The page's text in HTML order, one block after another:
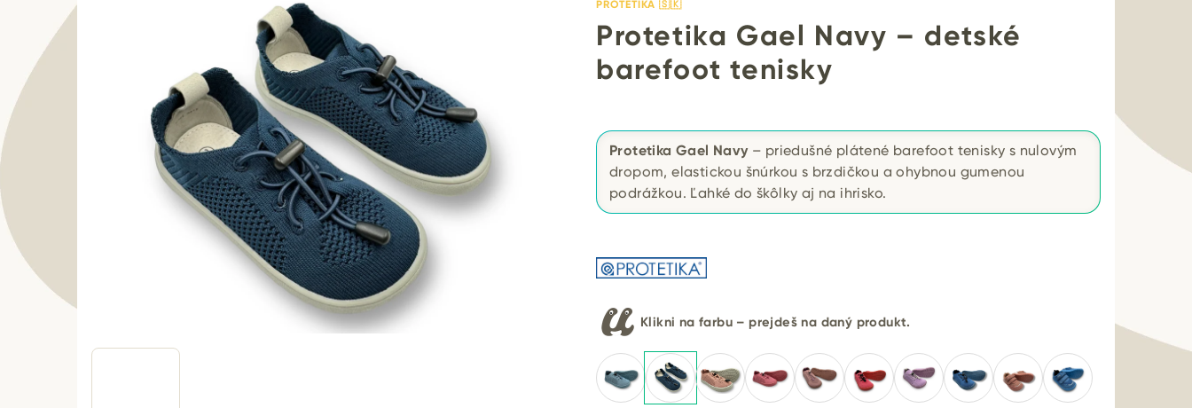
PROTETIKA 🇸🇰
Protetika Gael Navy – detské
barefoot tenisky
Protetika Gael Navy– priedušné plátené barefoot tenisky s nulovým
dropom, elastickou šnúrkou s brzdičkou a ohybnou gumenou
podrážkou. Ľahké do škôlky aj na ihrisko.
Klikni na farbu – prejdeš na daný produkt.